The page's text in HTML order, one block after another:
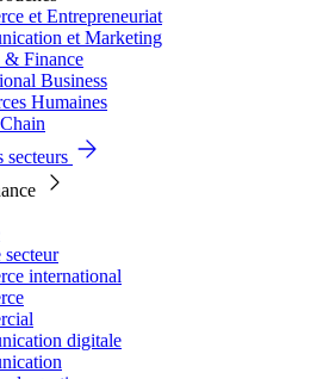
et Entrepreneuriat
et Marketing
& Finance
Business
Humaines
secteurs
international
digitale